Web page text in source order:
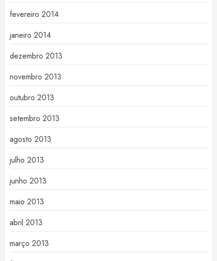
fevereiro 2014
janeiro 2014
dezembro 2013
novembro 2013
outubro 2013
setembro 2013
agosto 2013
julho 2013
junho 2013
maio 2013
abril 2013
março 2013